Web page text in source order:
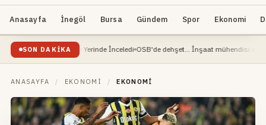
Anasayfa İnegöl Bursa Gündem Spor Ekonomi
SON DAKIKA
Taban Yerinde İnceledi OSB'de dehşet... İnşaat mühendisi ağır yaralandı
ANASAYFA / EKONOMI / EKONOMI